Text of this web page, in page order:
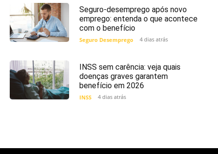
Seguro-desemprego após novo
emprego: entenda o que acontece
com o benefício
Seguro Desemprego 4 dias atrás
INSS sem carência: veja quais
doenças graves garantem
benefício em 2026
INSS 4 dias atrás